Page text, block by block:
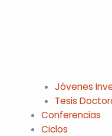
Jóvenes
Tesis
Conferencias
Ciclos